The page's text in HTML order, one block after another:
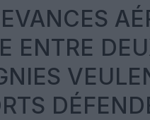
ENTRE